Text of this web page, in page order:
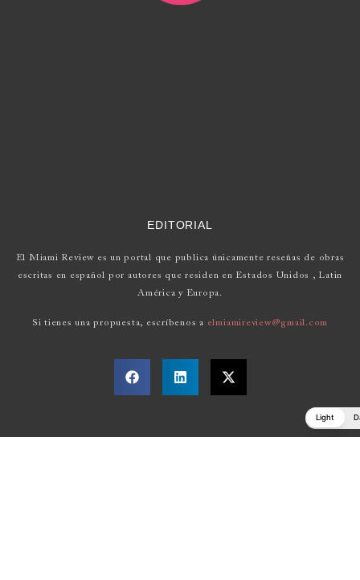
EDITORIAL
El Miami Review es un portal que publica únicamente reseñas de obras
escritas en español por autores que residen en Estados Unidos , Latin
América y Europa.
Si tienes una propuesta, escríbenos a elmiamireview@gmail.com
Light